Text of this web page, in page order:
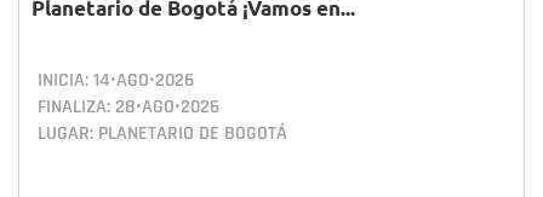
Planetario de Bogotá ¡Vamos en...
INICIA:14•AGO•2026
FINALIZA: 28•AGO•2026
LUGAR: PLANETARIO DE BOGOTÁ